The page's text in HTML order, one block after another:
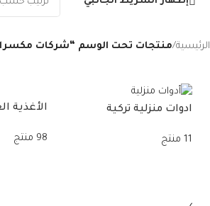
الرئيسية/منتجات تحت الوسم “شركات
ادوات منزلية تركية
11 منتج
الأغذية
98 منتج